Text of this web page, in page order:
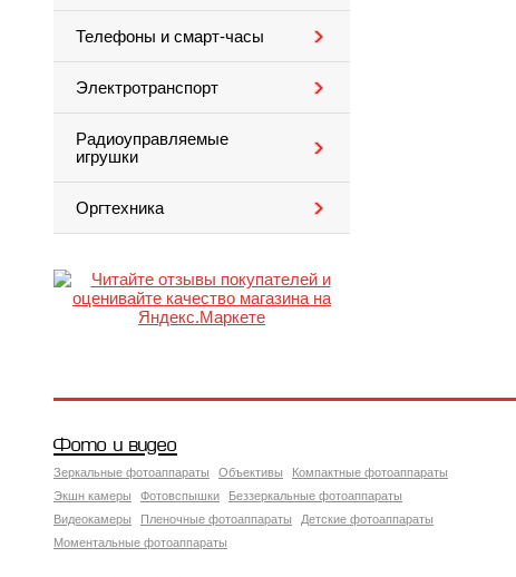
Телефоны и смарт-часы
Электротранспорт
Радиоуправляемые
игрушки
Оргтехника
Фото и видео
Зеркальные фотоаппараты Объективы
Компактные фотоаппараты
Экшн камеры
Фотовспышки
Беззеркальные фотоаппараты
Видеокамеры
Пленочные фотоаппараты
Детские фотоаппараты
Моментальные фотоаппараты